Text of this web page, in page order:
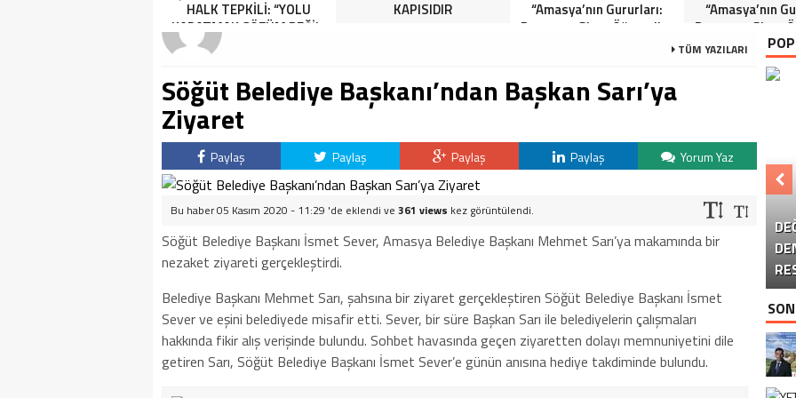
HALK TEPKİLİ: “YOLU
KAPATMAK ÇÖZÜM DEĞİL,
GÖREVİNİ YAP!”
KAPISIDIR
“Amasya’nın Gururları:
Dereceye Giren Öğrenciler
“Amasya’nın
Dereceye Giren
İçin Anlamlı
TÜM YAZILARI
Söğüt Belediye Başkanı’ndan Başkan Sarı’ya
Ziyaret
Paylaş Paylaş Paylaş Paylaş Yorum Yaz
Bu haber 05 Kasım 2020 - 11:29 'de eklendi ve 361 views kez görüntülendi.
Söğüt Belediye Başkanı İsmet Sever, Amasya Belediye Başkanı Mehmet Sarı’ya makamında bir
nezaket ziyareti gerçekleştirdi.
Belediye Başkanı Mehmet Sarı, şahsına bir ziyaret gerçekleştiren Söğüt Belediye Başkanı İsmet
Sever ve eşini belediyede misafir etti. Sever, bir süre Başkan Sarı ile belediyelerin çalışmaları
hakkında fikir alış verişinde bulundu. Sohbet havasında geçen ziyaretten dolayı memnuniyetini dile
getiren Sarı, Söğüt Belediye Başkanı İsmet Sever’e günün anısına hediye takdiminde bulundu.